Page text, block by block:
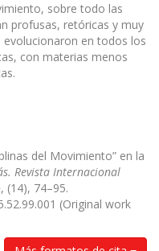
sobre todo las
profusas, retóricas y muy
en todos los
con materias menos
del Movimiento” en la
Revista Internacional
, (14), 74–95.
(Original work